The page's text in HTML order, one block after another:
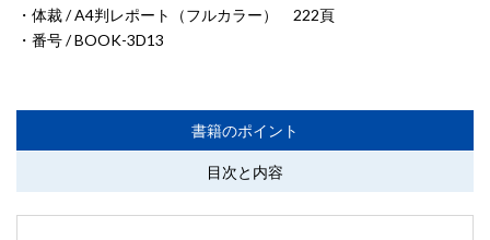
・体裁 / A4判レポート（フルカラー） 222頁
・番号 / BOOK-3D13
書籍のポイント
目次と内容